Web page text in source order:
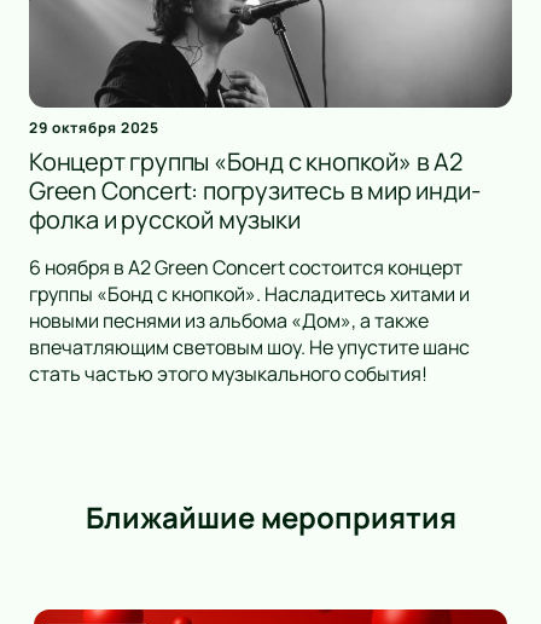
29 октября 2025
Концерт группы «Бонд с кнопкой» в А2
Green Concert: погрузитесь в мир инди-
фолка и русской музыки
6 ноября в А2 Green Concert состоится концерт
группы «Бонд с кнопкой». Насладитесь хитами и
новыми песнями из альбома «Дом», а также
впечатляющим световым шоу. Не упустите шанс
стать частью этого музыкального события!
Ближайшие мероприятия